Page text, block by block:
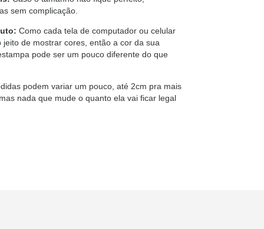
sem complicação.
Como cada tela de computador ou celular
jeito de mostrar cores, então a cor da sua
pode ser um pouco diferente do que
podem variar um pouco, até 2cm pra mais
nada que mude o quanto ela vai ficar legal